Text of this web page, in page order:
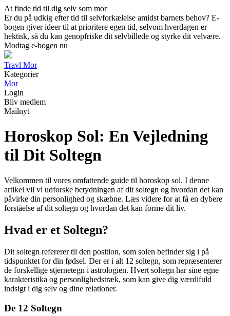
At finde tid til dig selv som mor
Er du på udkig efter tid til selvforkælelse amidst barnets behov? E-
bogen giver ideer til at prioritere egen tid, selvom hverdagen er
hektisk, så du kan genopfriske dit selvbillede og styrke dit velvære.
Modtag e-bogen nu
Travl Mor
Kategorier
Mor
Login
Bliv medlem
Mailnyt
Horoskop Sol: En Vejledning
til Dit Soltegn
Velkommen til vores omfattende guide til horoskop sol. I denne
artikel vil vi udforske betydningen af dit soltegn og hvordan det kan
påvirke din personlighed og skæbne. Læs videre for at få en dybere
forståelse af dit soltegn og hvordan det kan forme dit liv.
Hvad er et Soltegn?
Dit soltegn refererer til den position, som solen befinder sig i på
tidspunktet for din fødsel. Der er i alt 12 soltegn, som repræsenterer
de forskellige stjernetegn i astrologien. Hvert soltegn har sine egne
karakteristika og personlighedstræk, som kan give dig værdifuld
indsigt i dig selv og dine relationer.
De 12 Soltegn